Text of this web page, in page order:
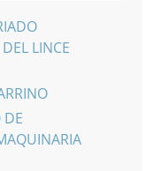
LINCE
DE